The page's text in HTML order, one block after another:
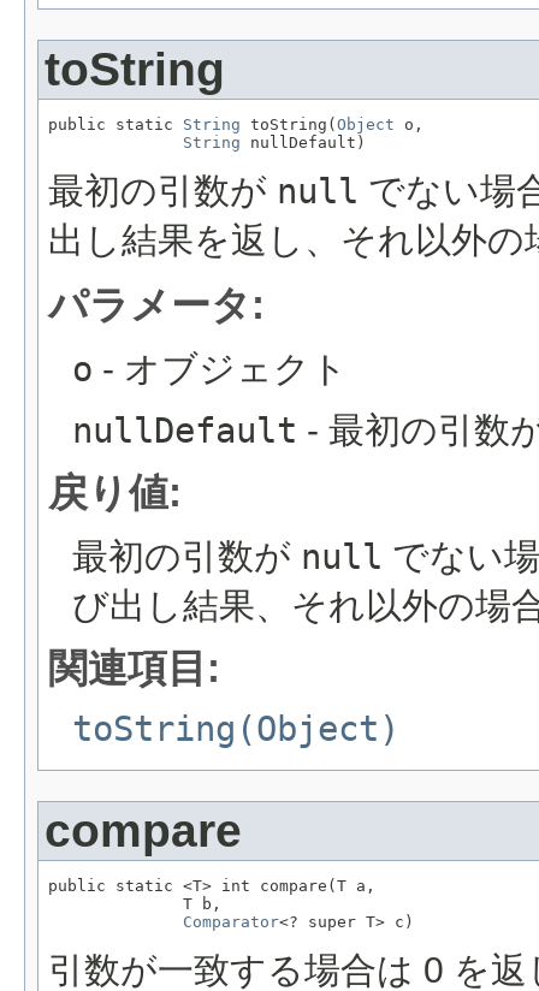
toString
public static String toString( Object o,
String nullDefault)
最初の引数が null でない場
出し結果を返し、それ以外
パラメータ:
o - オブジェクト
nullDefault - 最初の引数
戻り値:
最初の引数が null でない
び出し結果、それ以外の場
関連項目:
toString(Object)
compare
public static <T> int compare(T a,
              T b,
Comparator<? super T> c)
引数が一致する場合は 0 を